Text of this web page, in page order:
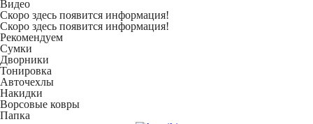
Видео
Скоро здесь появится информация!
Скоро здесь появится информация!
Рекомендуем
Сумки
Дворники
Тонировка
Авточехлы
Накидки
Ворсовые ковры
Папка